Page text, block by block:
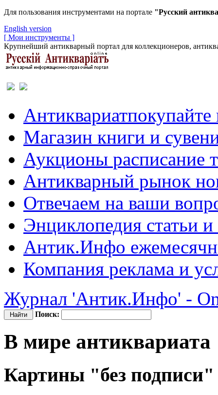
Для пользования инструментами на портале "Русский
English version
[ Мои инструменты ]
Крупнейший антикварный портал для коллекционеров,
Антиквариатпокупайте
Магазин книги и
Аукционы расписание
Антикварный рынок
Отвечаем на ваши
Энциклопедия статьи
Антик.Инфо
Компания реклама и
Журнал 'Антик.Инфо' -
Поиск:
В мире антиквариата
Картины "без подписи"